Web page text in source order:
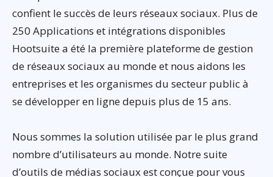
confient le succès de leurs réseaux sociaux. Plus de
250 Applications et intégrations disponibles
Hootsuite a été la première plateforme de gestion
de réseaux sociaux au monde et nous aidons les
entreprises et les organismes du secteur public à
se développer en ligne depuis plus de 15 ans.
Nous sommes la solution utilisée par le plus grand
nombre d’utilisateurs au monde. Notre suite
d’outils de médias sociaux est conçue pour vous